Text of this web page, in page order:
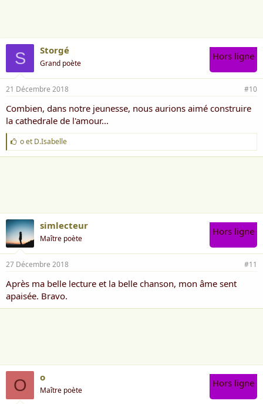
S Storgé
Grand poète
Hors ligne
21 Décembre 2018 #10
Combien, dans notre jeunesse, nous aurions aimé construire
la cathedrale de l'amour...
J
'
a
oet D.Isabelle
simlecteur
Maître poète
Hors ligne
27 Décembre 2018 #11
Après ma belle lecture et la belle chanson, mon âme sent
apaisée. Bravo.
O o
Maître poète
Hors ligne